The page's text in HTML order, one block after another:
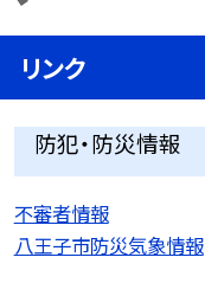
リンク
防犯・防災情報
不審者情報
八王子市防災気象情報